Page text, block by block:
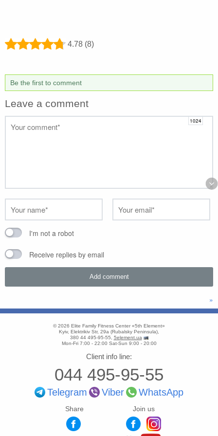
4.78 (8)
Be the first to comment
Leave a comment
I'm not a robot
Receive replies by email
»
© 2026 Elite Family Fitness Center «5th Element»
Kyiv, Elektrikiv Str, 29a (Rubalsky Peninsula),
380 44 495-95-55, 5element.ua
Mon-Fri 7:00 - 22:00 Sat-Sun 9:00 - 20:00
Client info line:
044 495-95-55
Telegram Viber WhatsApp
Share Join us